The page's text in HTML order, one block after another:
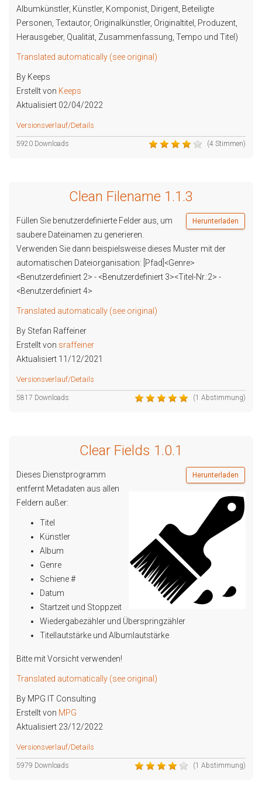
Albumkünstler, Künstler, Komponist, Dirigent, Beteiligte
Personen, Textautor, Originalkünstler, Originaltitel, Produzent,
Herausgeber, Qualität, Zusammenfassung, Tempo und Titel)
Translated automatically (see original)
By Keeps
Erstellt von Keeps
Aktualisiert 02/04/2022
Versionsverlauf/Details
(4 Stimmen)
5920 Downloads
Clean Filename 1.1.3
Herunterladen
Füllen Sie benutzerdefinierte Felder aus, um
saubere Dateinamen zu generieren.
Verwenden Sie dann beispielsweise dieses Muster mit der
automatischen Dateiorganisation: [Pfad]<Genre>
<Benutzerdefiniert 2> - <Benutzerdefiniert 3><Titel-Nr.:2> -
<Benutzerdefiniert 4>
Translated automatically (see original)
By Stefan Raffeiner
Erstellt von sraffeiner
Aktualisiert 11/12/2021
Versionsverlauf/Details
(1 Abstimmung)
5817 Downloads
Clear Fields 1.0.1
Herunterladen
Dieses Dienstprogramm
entfernt Metadaten aus allen
Feldern außer:
Titel
Künstler
Album
Genre
Schiene #
Datum
Startzeit und Stoppzeit
Wiedergabezähler und Überspringzähler
Titellautstärke und Albumlautstärke
Bitte mit Vorsicht verwenden!
Translated automatically (see original)
By MPG IT Consulting
Erstellt von MPG
Aktualisiert 23/12/2022
Versionsverlauf/Details
(1 Abstimmung)
5979 Downloads